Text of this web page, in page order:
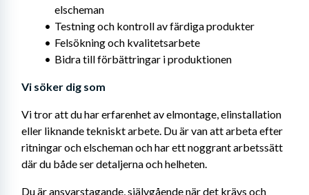
elscheman
Testning och kontroll av färdiga produkter
Felsökning och kvalitetsarbete
Bidra till förbättringar i produktionen
Vi söker dig som
Vi tror att du har erfarenhet av elmontage, elinstallation
eller liknande tekniskt arbete. Du är van att arbeta efter
ritningar och elscheman och har ett noggrant arbetssätt
där du både ser detaljerna och helheten.
Du är ansvarstagande, självgående när det krävs och